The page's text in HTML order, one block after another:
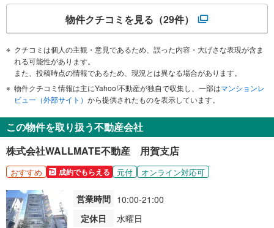
物件クチコミを見る （29件）
クチコミは個人の主観・意見であるため、誤った内容・大げさな表現が含ま
れる可能性があります。
また、投稿時点の情報であるため、現況とは異なる場合があります。
物件クチコミ情報は主にYahoo!不動産が独自で収集し、一部はマンションレ
ビュー（外部サイト） から提供されたものを表示しています。
この物件を取り扱う不動産会社
株式会社WALLMATE不動産 用賀支店
おすすめ 成約でもらえる 元付 オンライン対応可
営業時間 10:00-21:00
定休日
水曜日